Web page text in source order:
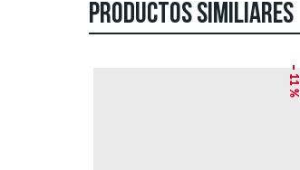
PRODUCTOS SIMILIARES
– 11 %